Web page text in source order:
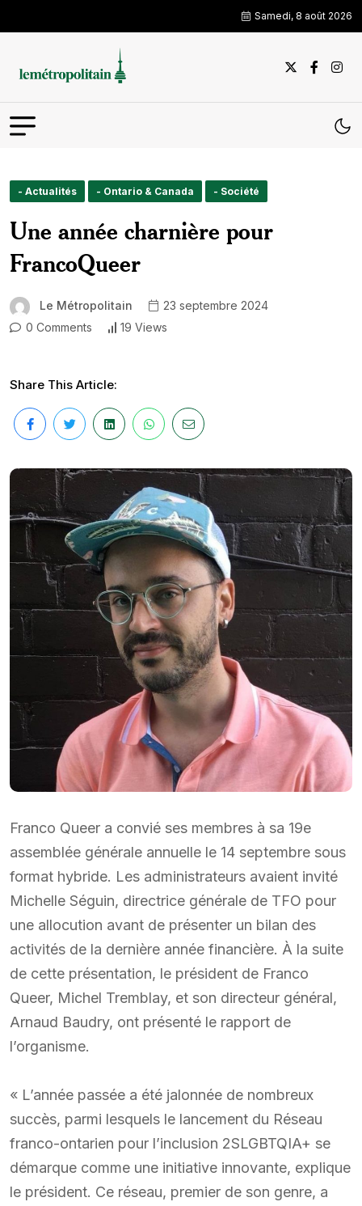
Samedi, 8 août 2026
- Actualités - Ontario & Canada - Société
Une année charnière pour
FrancoQueer
Le Métropolitain
23 septembre 2024
0 Comments
19 Views
Share This Article:
Franco Queer a convié ses membres à sa 19e
assemblée générale annuelle le 14 septembre sous
format hybride. Les administrateurs avaient invité
Michelle Séguin, directrice générale de TFO pour
une allocution avant de présenter un bilan des
activités de la dernière année financière. À la suite
de cette présentation, le président de Franco
Queer, Michel Tremblay, et son directeur général,
Arnaud Baudry, ont présenté le rapport de
l’organisme.
« L’année passée a été jalonnée de nombreux
succès, parmi lesquels le lancement du Réseau
franco-ontarien pour l’inclusion 2SLGBTQIA+ se
démarque comme une initiative innovante, explique
le président. Ce réseau, premier de son genre, a